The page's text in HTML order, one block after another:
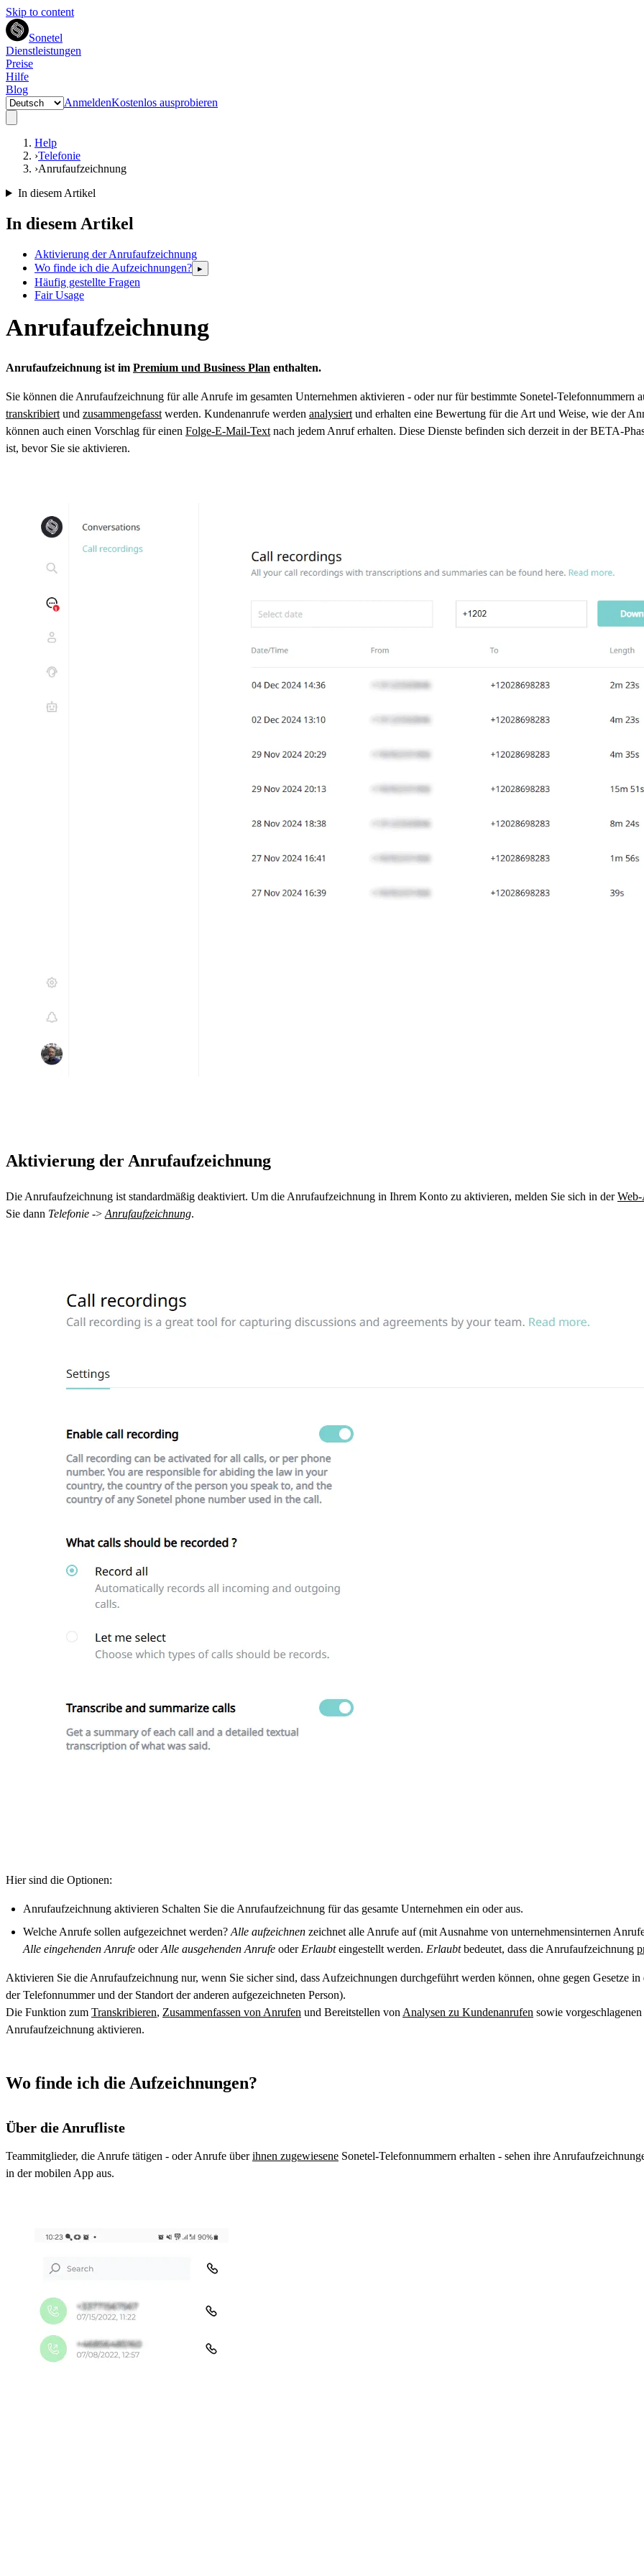
Skip to content
Sonetel
Dienstleistungen
Preise
Hilfe
Blog
AnmeldenKostenlos ausprobieren
Help
›Telefonie
›Anrufaufzeichnung
In diesem Artikel
In diesem Artikel
Aktivierung der Anrufaufzeichnung
Wo finde ich die Aufzeichnungen? ▸
Häufig gestellte Fragen
Fair Usage
Anrufaufzeichnung
Anrufaufzeichnung ist im Premium und Business Plan enthalten.
Sie können die Anrufaufzeichnung für alle Anrufe im gesamten Unternehmen aktivieren - oder nur für bestimmte Sonetel-Telefonnummern
transkribiert und zusammengefasst werden. Kundenanrufe werden analysiert und erhalten eine Bewertung für die Art und Weise, wie der
können auch einen Vorschlag für einen Folge-E-Mail-Text nach jedem Anruf erhalten. Diese Dienste befinden sich derzeit in der BETA-
ist, bevor Sie sie aktivieren.
Aktivierung der Anrufaufzeichnung
Die Anrufaufzeichnung ist standardmäßig deaktiviert. Um die Anrufaufzeichnung in Ihrem Konto zu aktivieren, melden Sie sich in der
Sie dann Telefonie -> Anrufaufzeichnung.
Hier sind die Optionen:
Anrufaufzeichnung aktivieren Schalten Sie die Anrufaufzeichnung für das gesamte Unternehmen ein oder aus.
Welche Anrufe sollen aufgezeichnet werden? Alle aufzeichnen zeichnet alle Anrufe auf (mit Ausnahme von unternehmensinternen
Alle eingehenden Anrufe oderAlle ausgehenden Anrufe oder Erlaubteingestellt werden. Erlaubtbedeutet, dass die Anrufaufzeichnung
Aktivieren Sie die Anrufaufzeichnung nur, wenn Sie sicher sind, dass Aufzeichnungen durchgeführt werden können, ohne gegen Gesetze
der Telefonnummer und der Standort der anderen aufgezeichneten Person).
Die Funktion zum Transkribieren, Zusammenfassen von Anrufen und Bereitstellen von Analysen zu Kundenanrufen sowie
Anrufaufzeichnung aktivieren.
Wo finde ich die Aufzeichnungen?
Über die Anrufliste
Teammitglieder, die Anrufe tätigen - oder Anrufe überihnen zugewiesene Sonetel-Telefonnummern erhalten - sehen ihre
in der mobilen App aus.